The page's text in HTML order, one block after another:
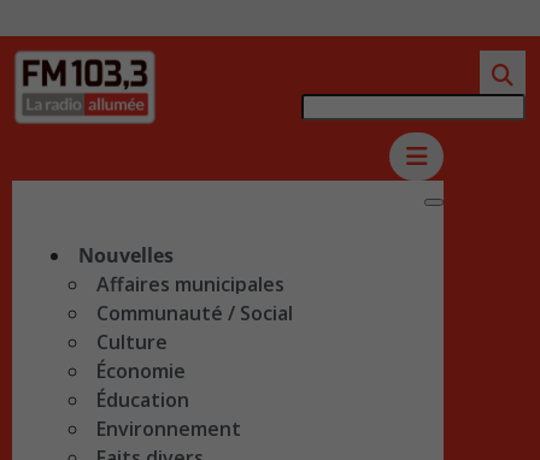
Nouvelles
Affaires municipales
Communauté / Social
Culture
Économie
Éducation
Environnement